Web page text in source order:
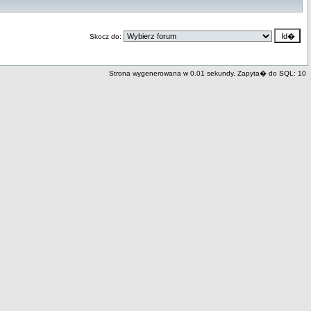
Skocz do:
Strona wygenerowana w 0.01 sekundy. Zapyta� do SQL: 10